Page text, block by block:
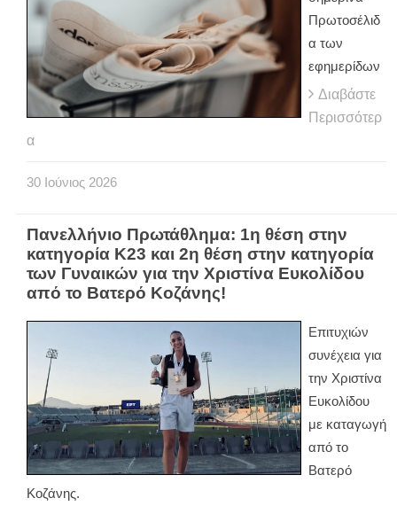
Πρωτοσέλιδ
α των
εφημερίδων
Διαβάστε
Περισσότερ
α
30 Ιούνιος 2026
Πανελλήνιο Πρωτάθλημα: 1η θέση στην
κατηγορία Κ23 και 2η θέση στην κατηγορία
των Γυναικών για την Χριστίνα Ευκολίδου
από το Βατερό Κοζάνης!
Επιτυχιών
συνέχεια για
την Χριστίνα
Ευκολίδου
με καταγωγή
από το
Βατερό
Κοζάνης.